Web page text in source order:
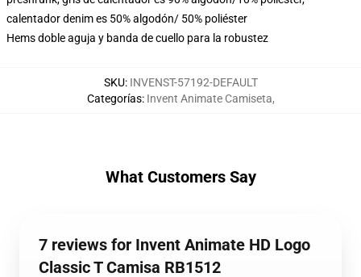
calentador denim es 50% algodón/ 50% poliéster
Hems doble aguja y banda de cuello para la robustez
SKU: INVENST-57192-DEFAULT
Categorías: Invent Animate Camiseta,
What Customers Say
7 reviews for Invent Animate HD Logo
Classic T Camisa RB1512